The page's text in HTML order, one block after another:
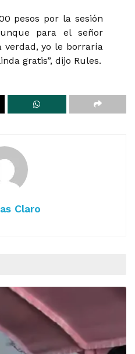
pesos por la sesión
para el señor
verdad, yo le borraría
gratis”, dijo Rules.
Claro